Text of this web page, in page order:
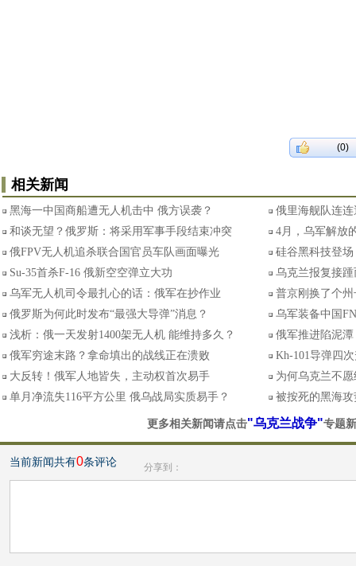
(0)
相关新闻
黑海一中国商船遭无人机击中 俄方误袭？
俄里海舰队连
和谈无望？俄罗斯：将采用军事手段结束冲突
4月，乌军解放
俄FPV无人机追杀联合国官员车队画面曝光
硅谷黑科技登
Su-35首杀F-16 俄新空空弹立大功
乌克兰报复接
乌军无人机司令最扎心的话：俄军在抄作业
普京刚换了个
俄罗斯为何此时发布“最强大导弹”消息？
乌军装备中国
浅析：俄一天发射1400架无人机 能维持多久？
俄军推进陷泥
俄军穷途末路？拿命填出的战线正在溃败
Kh-101导弹四
大反转！俄军人地皆失，主动权首次易手
为何乌克兰不
单月净流失116平方公里 俄乌战局实质易手？
被按死的黑海
更多相关新闻请点击"乌克兰战争"专题
当前新闻共有0条评论 分享到：